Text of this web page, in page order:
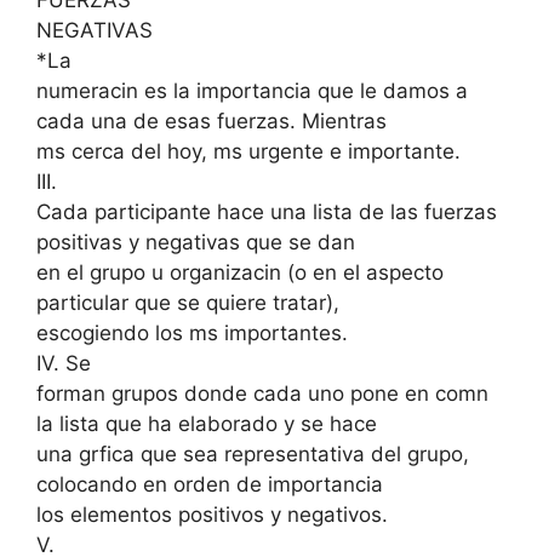
NEGATIVAS
*La
numeracin es la importancia que le damos a
cada una de esas fuerzas. Mientras
ms cerca del hoy, ms urgente e importante.
III.
Cada participante hace una lista de las fuerzas
positivas y negativas que se dan
en el grupo u organizacin (o en el aspecto
particular que se quiere tratar),
escogiendo los ms importantes.
IV. Se
forman grupos donde cada uno pone en comn
la lista que ha elaborado y se hace
una grfica que sea representativa del grupo,
colocando en orden de importancia
los elementos positivos y negativos.
V.